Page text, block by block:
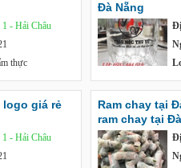
1 - Hải Châu
thực
Đà Nẵng
giá rẻ
1 - Hải Châu
Ram chay tại
ram chay tại